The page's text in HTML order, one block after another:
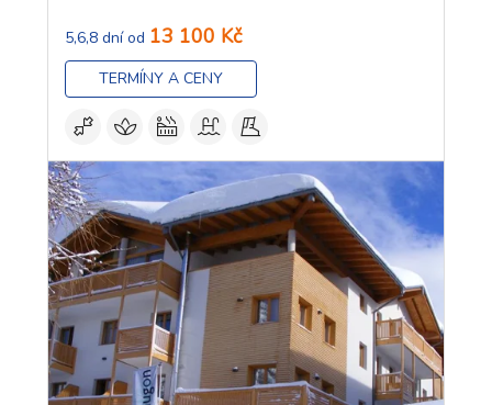
5,6,8 dní od 13 100 Kč
TERMÍNY A CENY